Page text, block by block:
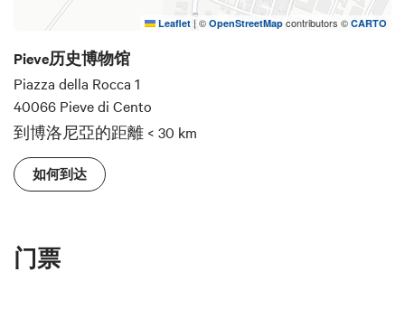
Leaflet | © OpenStreetMap contributors © CARTO
Pieve历史博物馆
Piazza della Rocca 1
40066 Pieve di Cento
到博洛尼亞的距離 < 30 km
如何到达
门票